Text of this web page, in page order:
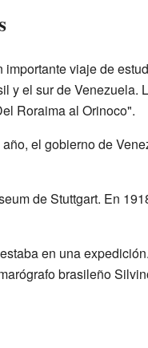
importante viaje de
y el sur de Venezuela.
Roraima al Orinoco".
el gobierno de
de Stuttgart. En
en una
brasileño